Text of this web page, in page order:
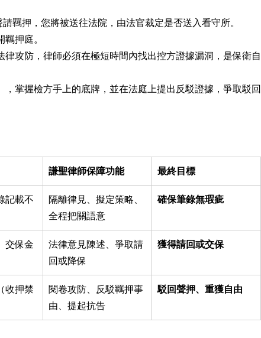
羈押，您將被送往法院，由法官裁定是否送入看守所。
押庭。
攻防，律師必須在極短時間內找出控方證據漏洞，是保衛自
，掌握檢方手上的底牌，並在法庭上提出反駁證據，爭取駁回
謙聖律師保障功能 最終目標
記載不
隔離律見、擬定策略、
全程把關語意
確保筆錄無瑕疵
交保金
法律意見陳述、爭取請
回或降保
獲得請回或交保
收押禁
閱卷攻防、反駁羈押事
由、提起抗告
駁回聲押、重獲自由